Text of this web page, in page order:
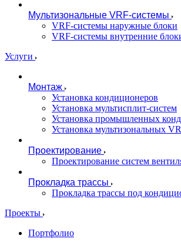
Мультизональные VRF-системы
VRF-системы наружные блоки
VRF-системы внутренние
Услуги
Монтаж
Установка кондиционеров
Установка мультисплит-систем
Установка промышленных
Установка мультизональных
Проектирование
Проектирование систем
Прокладка трассы
Прокладка трассы под
Проекты
Портфолио